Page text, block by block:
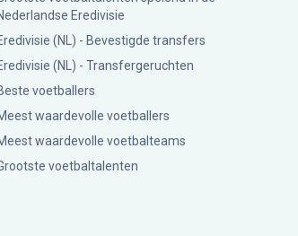
Eredivisie
(NL) - Bevestigde transfers
(NL) - Transfergeruchten
voetballers
waardevolle voetballers
waardevolle voetbalteams
voetbaltalenten